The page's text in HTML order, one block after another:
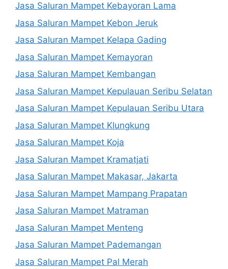
Jasa Saluran Mampet Kebayoran Lama
Jasa Saluran Mampet Kebon Jeruk
Jasa Saluran Mampet Kelapa Gading
Jasa Saluran Mampet Kemayoran
Jasa Saluran Mampet Kembangan
Jasa Saluran Mampet Kepulauan Seribu Selatan
Jasa Saluran Mampet Kepulauan Seribu Utara
Jasa Saluran Mampet Klungkung
Jasa Saluran Mampet Koja
Jasa Saluran Mampet Kramatjati
Jasa Saluran Mampet Makasar, Jakarta
Jasa Saluran Mampet Mampang Prapatan
Jasa Saluran Mampet Matraman
Jasa Saluran Mampet Menteng
Jasa Saluran Mampet Pademangan
Jasa Saluran Mampet Pal Merah